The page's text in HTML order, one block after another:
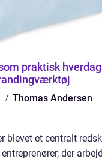
praktisk
Thomas Andersen
blevet et centralt
der